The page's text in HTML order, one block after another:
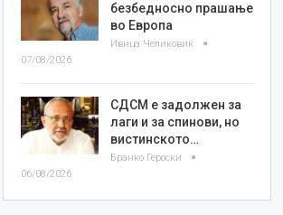
безбедносно прашање
во Европа
Ивица Челиковиќ
07/08/2026
СДСМ е задолжен за
лаги и за спинови, но
вистинското…
Бранко Героски
06/08/2026